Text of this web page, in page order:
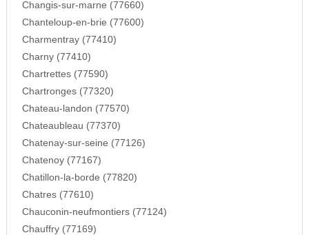
Changis-sur-marne (77660)
Chanteloup-en-brie (77600)
Charmentray (77410)
Charny (77410)
Chartrettes (77590)
Chartronges (77320)
Chateau-landon (77570)
Chateaubleau (77370)
Chatenay-sur-seine (77126)
Chatenoy (77167)
Chatillon-la-borde (77820)
Chatres (77610)
Chauconin-neufmontiers (77124)
Chauffry (77169)